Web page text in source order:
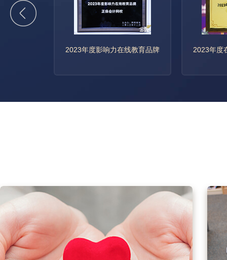
2023年度在线教育影响力品牌 2023年度